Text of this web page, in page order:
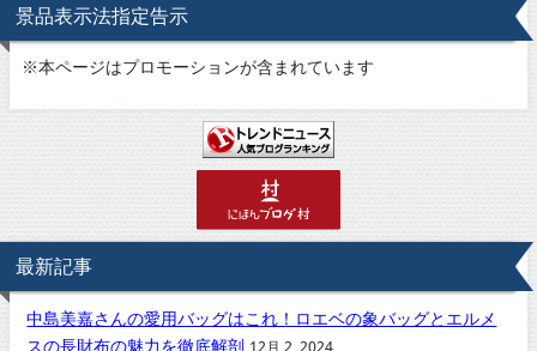
景品表示法指定告示
※本ページはプロモーションが含まれています
最新記事
中島美嘉さんの愛用バッグはこれ！ロエベの象バッグとエルメ
スの長財布の魅力を徹底解剖 12月 2, 2024